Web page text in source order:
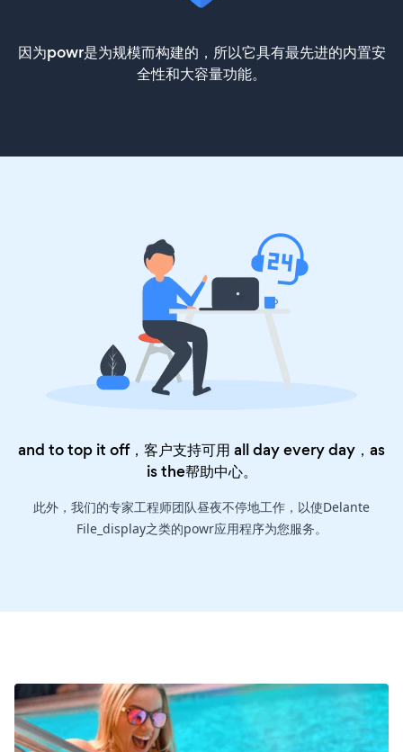
因为powr是为规模而构建的，所以它具有最先进的内置安
全性和大容量功能。
and to top it off，客户支持可用 all day every day，as
is the帮助中心。
此外，我们的专家工程师团队昼夜不停地工作，以使Delante
File_display之类的powr应用程序为您服务。